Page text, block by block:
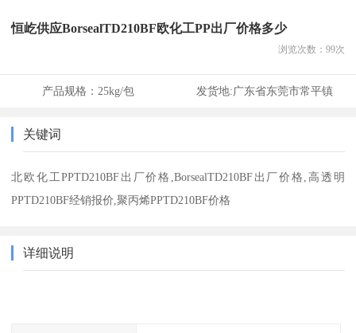
恒屹供应BorsealTD210BF欧化工PP出厂价格多少
浏览次数： 99次
产品规格： 25kg/包 发货地:广东省东莞市常平镇
关键词
北欧化工PPTD210BF出厂价格,BorsealTD210BF出厂价格,高透明
PPTD210BF经销报价,聚丙烯PPTD210BF价格
详细说明